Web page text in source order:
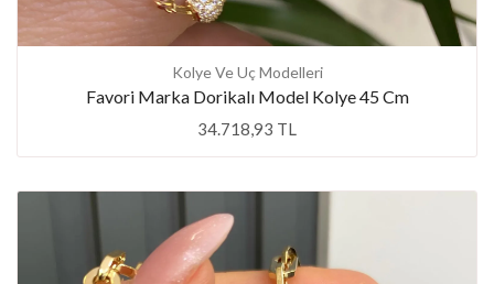
Kolye Ve Uç Modelleri
Favori Marka Dorikalı Model Kolye 45 Cm
34.718,93 TL